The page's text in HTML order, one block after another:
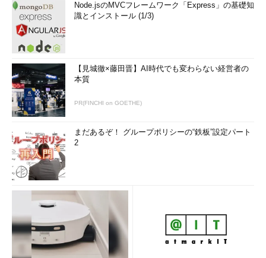
Node.jsのMVCフレームワーク「Express」の基礎知
識とインストール (1/3)
【見城徹×藤田晋】AI時代でも変わらない経営者の
本質
PR(FINCHI on GOETHE)
まだあるぞ！ グループポリシーの“鉄板”設定パート
2